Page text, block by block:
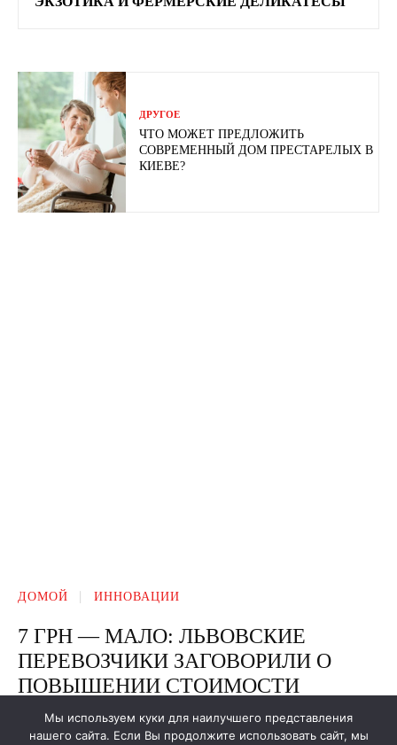
ДРУГОЕ
ЧТО МОЖЕТ ПРЕДЛОЖИТЬ
СОВРЕМЕННЫЙ ДОМ ПРЕСТАРЕЛЫХ В
КИЕВЕ?
Мы используем куки для наилучшего представления
нашего сайта. Если Вы продолжите использовать сайт, мы